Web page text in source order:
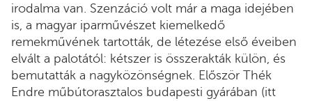
irodalma van. Szenzáció volt már a maga idejében
is, a magyar iparművészet kiemelkedő
remekművének tartották, de létezése első éveiben
elvált a palotától: kétszer is összerakták külön, és
bemutatták a nagyközönségnek. Először Thék
Endre műbútorasztalos budapesti gyárában (itt